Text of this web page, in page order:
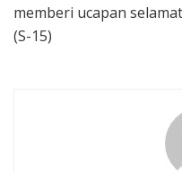
memberi ucapan
(S-15)